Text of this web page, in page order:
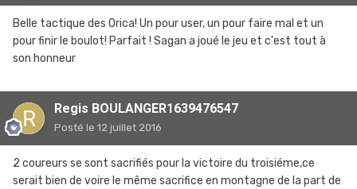
Belle tactique des Orica! Un pour user, un pour faire mal et un
pour finir le boulot! Parfait ! Sagan a joué le jeu et c'est tout à
son honneur
Regis BOULANGER1639476547
Posté le 12 juillet 2016
2 coureurs se sont sacrifiés pour la victoire du troisiéme,ce
serait bien de voire le même sacrifice en montagne de la part de